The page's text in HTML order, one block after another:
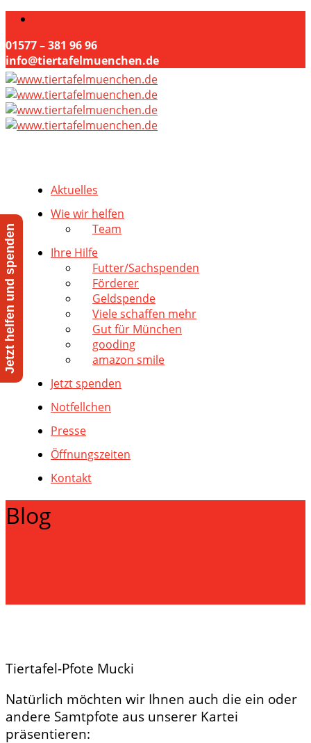
01577 – 381 96 96
info@tiertafelmuenchen.de
Aktuelles
Wie wir helfen
Team
Ihre Hilfe
Futter/Sachspenden
Förderer
Geldspende
Viele schaffen mehr
Gut für München
gooding
amazon smile
Jetzt spenden
Notfellchen
Presse
Öffnungszeiten
Kontakt
Blog
Tiertafel-Pfote Mucki
Natürlich möchten wir Ihnen auch die ein oder
andere Samtpfote aus unserer Kartei
präsentieren:
Jetzt helfen und spenden